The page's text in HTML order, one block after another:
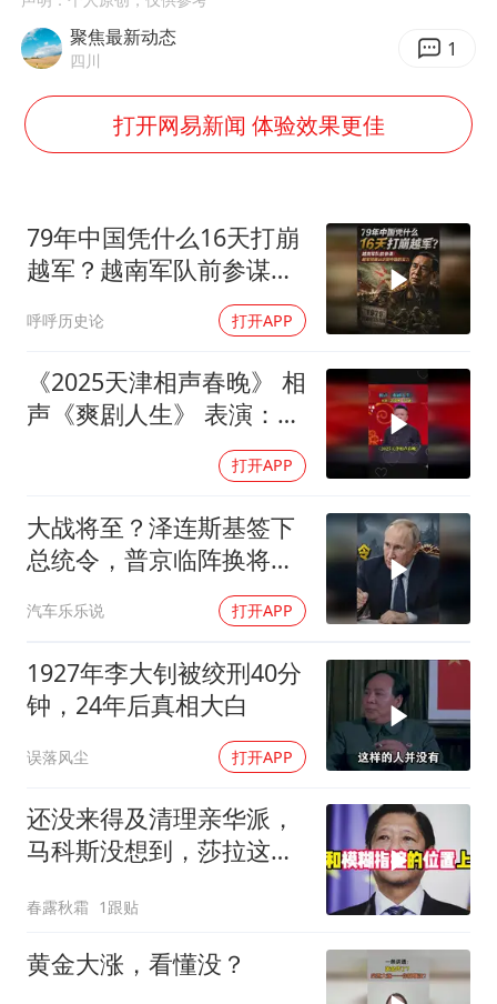
武契奇：欧洲已处于大战边缘
7月CPI同比上涨0.5% 经济内生增长动力持续增强
部分银行上调存款利率
朱一龙的鼻子怎么了
成都多趟列车临时停运
下党之路
聚焦最新动态
四川 1
打开网易新闻 体验效果更佳
79年中国凭什么16天打崩
越军？越南军队前参谋：
越军彻底认识到中国的实
力
呼呼历史论 打开APP
《2025天津相声春晚》 相
声《爽剧人生》 表演：郭
打开APP
大战将至？泽连斯基签下
总统令，普京临阵换将，
汽车乐乐说 打开APP
1927年李大钊被绞刑40分
钟，24年后真相大白
误落风尘 打开APP
还没来得及清理亲华派，
马科斯没想到，莎拉这次
春露秋霜 1跟贴
黄金大涨，看懂没？